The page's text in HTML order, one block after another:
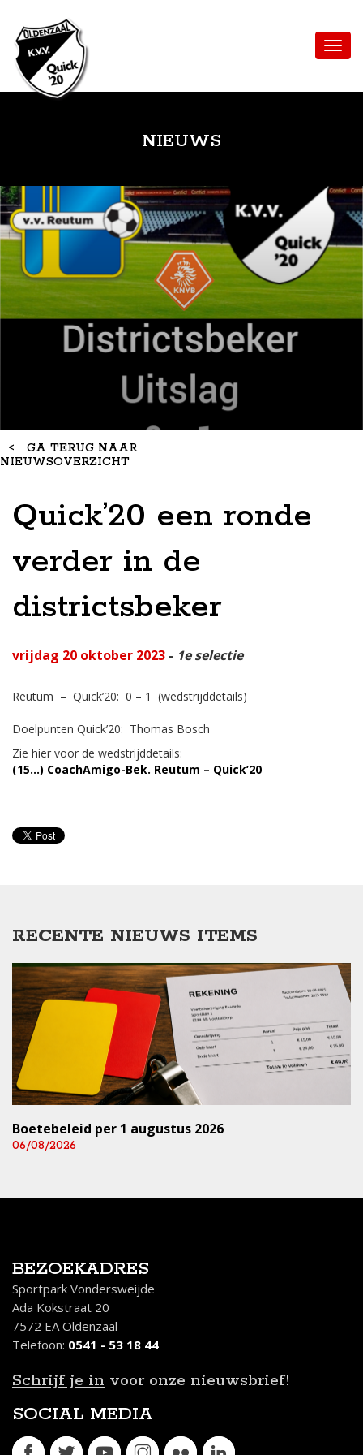
NIEUWS
< GA TERUG NAAR
NIEUWSOVERZICHT
Quick’20 een ronde
verder in de
districtsbeker
vrijdag 20 oktober 2023 - 1e selectie
Reutum – Quick’20: 0 – 1 (wedstrijddetails)
Doelpunten Quick’20: Thomas Bosch
Zie hier voor de wedstrijddetails:
(15…) CoachAmigo-Bek. Reutum – Quick’20
RECENTE NIEUWS ITEMS
Boetebeleid per 1 augustus 2026
06/08/2026
BEZOEKADRES
Sportpark Vondersweijde
Ada Kokstraat 20
7572 EA Oldenzaal
Telefoon: 0541 - 53 18 44
Schrijf je in voor onze nieuwsbrief!
SOCIAL MEDIA